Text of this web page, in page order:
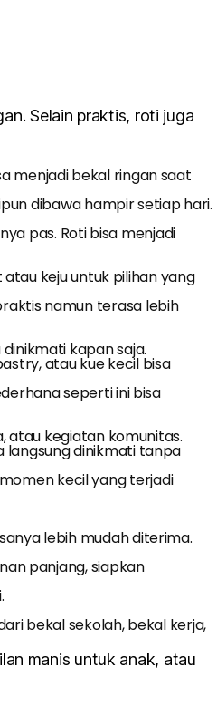
Selain praktis, roti juga
menjadi bekal ringan saat
dibawa hampir setiap hari.
pas. Roti bisa menjadi
keju untuk pilihan yang
namun terasa lebih
kapan saja.
atau kue kecil bisa
seperti ini bisa
atau kegiatan komunitas.
langsung dinikmati tanpa
kecil yang terjadi
lebih mudah diterima.
panjang, siapkan
bekal sekolah, bekal kerja,
manis untuk anak, atau